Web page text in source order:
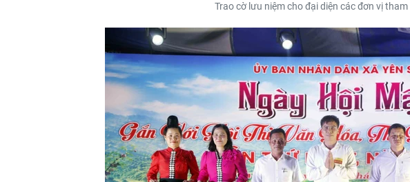
Trao cờ lưu niệm cho đại diện các đơn vị tham